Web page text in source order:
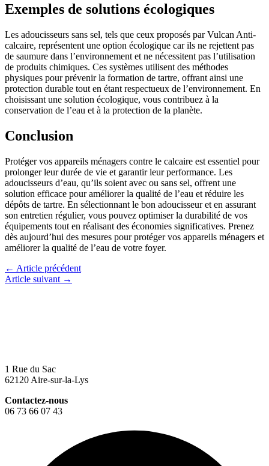
Exemples de solutions écologiques
Les adoucisseurs sans sel, tels que ceux proposés par Vulcan Anti-
calcaire, représentent une option écologique car ils ne rejettent pas
de saumure dans l’environnement et ne nécessitent pas l’utilisation
de produits chimiques. Ces systèmes utilisent des méthodes
physiques pour prévenir la formation de tartre, offrant ainsi une
protection durable tout en étant respectueux de l’environnement. En
choisissant une solution écologique, vous contribuez à la
conservation de l’eau et à la protection de la planète.
Conclusion
Protéger vos appareils ménagers contre le calcaire est essentiel pour
prolonger leur durée de vie et garantir leur performance. Les
adoucisseurs d’eau, qu’ils soient avec ou sans sel, offrent une
solution efficace pour améliorer la qualité de l’eau et réduire les
dépôts de tartre. En sélectionnant le bon adoucisseur et en assurant
son entretien régulier, vous pouvez optimiser la durabilité de vos
équipements tout en réalisant des économies significatives. Prenez
dès aujourd’hui des mesures pour protéger vos appareils ménagers et
améliorer la qualité de l’eau de votre foyer.
← Article précédent
Article suivant →
1 Rue du Sac
62120 Aire-sur-la-Lys
Contactez-nous
06 73 66 07 43